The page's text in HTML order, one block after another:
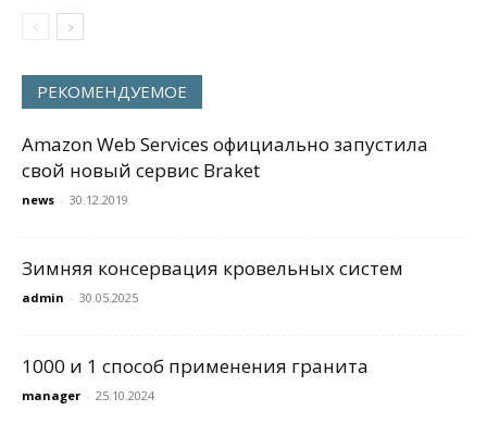
РЕКОМЕНДУЕМОЕ
Amazon Web Services официально запустила
свой новый сервис Braket
news - 30.12.2019
Зимняя консервация кровельных систем
admin - 30.05.2025
1000 и 1 способ применения гранита
manager - 25.10.2024